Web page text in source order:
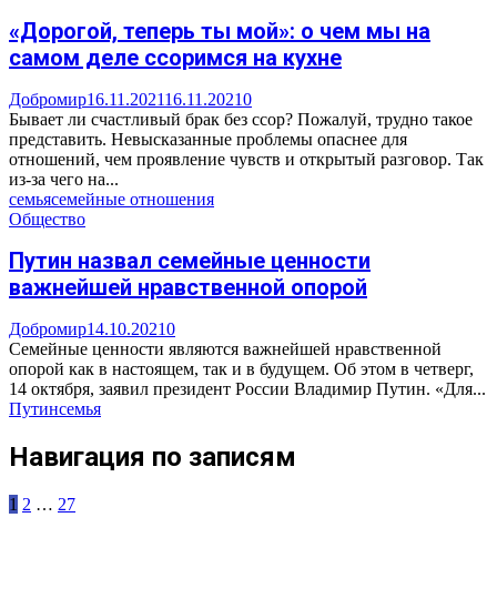
«Дорогой, теперь ты мой»: о чем мы на
самом деле ссоримся на кухне
Добромир16.11.202116.11.20210
Бывает ли счастливый брак без ссор? Пожалуй, трудно такое
представить. Невысказанные проблемы опаснее для
отношений, чем проявление чувств и открытый разговор. Так
из-за чего на...
семьясемейные отношения
Общество
Путин назвал семейные ценности
важнейшей нравственной опорой
Добромир14.10.20210
Семейные ценности являются важнейшей нравственной
опорой как в настоящем, так и в будущем. Об этом в четверг,
14 октября, заявил президент России Владимир Путин. «Для...
Путинсемья
Навигация по записям
1 2 … 27